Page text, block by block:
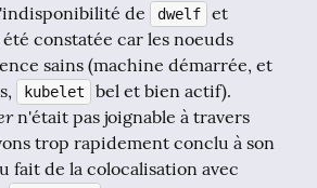
de
dwelf
été constatée car les noeuds
sains (machine démarrée, et
kubelet
bel et bien actif).
n'était pas joignable à travers
trop rapidement conclu à son